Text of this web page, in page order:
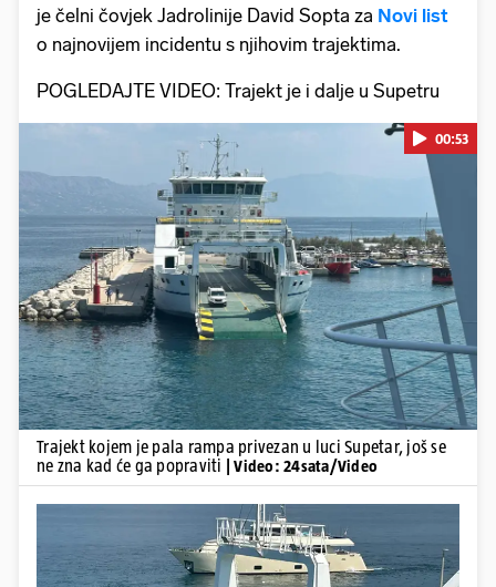
je čelni čovjek Jadrolinije David Sopta za Novi list
o najnovijem incidentu s njihovim trajektima.
POGLEDAJTE VIDEO: Trajekt je i dalje u Supetru
Pokretanje videa...
00:53
Trajekt kojem je pala rampa privezan u luci Supetar, još se
ne zna kad će ga popraviti
| Video: 24sata/Video